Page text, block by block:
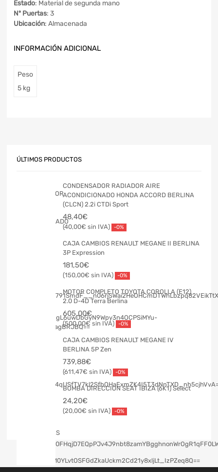
Estado: Material de segunda mano
Nº Puertas: 3
Ubicación: Almacenada
INFORMACIÓN ADICIONAL
Peso
5 kg
ÚLTIMOS PRODUCTOS
CONDENSADOR RADIADOR AIRE
ACONDICIONADO HONDA ACCORD BERLINA
(CLCN) 2.2i CTDi Sport
48,40€
40,00€ -0%
CAJA CAMBIOS RENAULT MEGANE II BERLINA
3P Expression
181,50€
150,00€ -0%
MOTOR COMPLETO TOYOTA COROLLA (E12)
2.0 D-4D Terra Berlina
605,00€
500,00€ -0%
CAJA CAMBIOS RENAULT MEGANE IV
BERLINA 5P Zen
739,88€
611,47€ -0%
BOMBA DIRECCION SEAT IBIZA (6K1) Select
24,20€
20,00€ -0%